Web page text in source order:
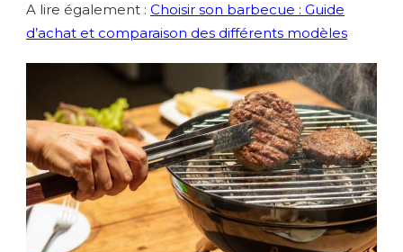
A lire également : Choisir son barbecue : Guide
d’achat et comparaison des différents modèles